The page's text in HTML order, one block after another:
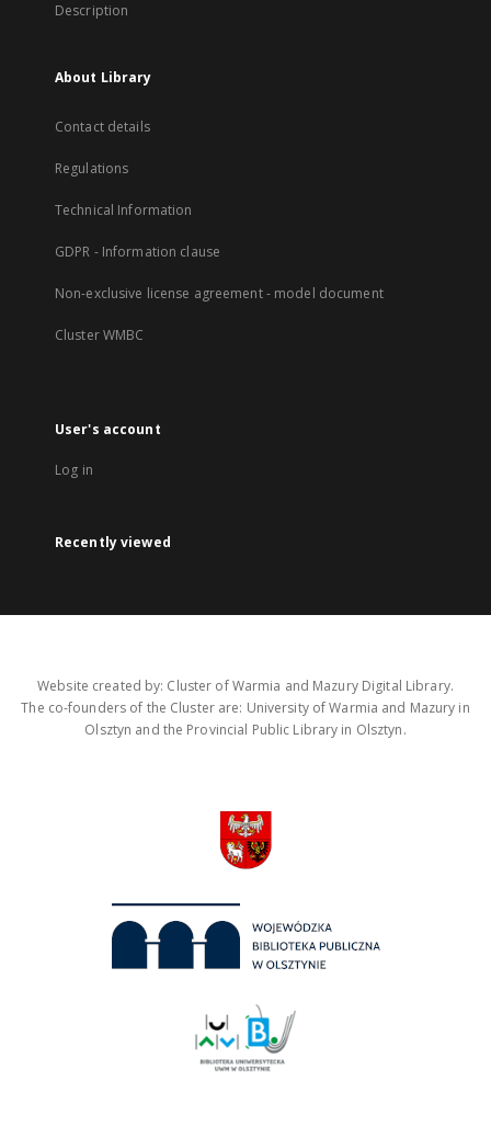
Description
About Library
Contact details
Regulations
Technical Information
GDPR - Information clause
Non-exclusive license agreement - model document
Cluster WMBC
User's account
Log in
Recently viewed
Website created by: Cluster of Warmia and Mazury Digital Library.
The co-founders of the Cluster are: University of Warmia and Mazury in
Olsztyn and the Provincial Public Library in Olsztyn.